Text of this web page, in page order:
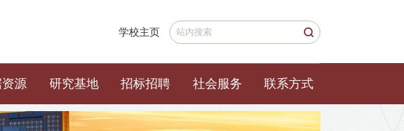
学校主页
源 研究基地 招标招聘 社会服务 联系方式